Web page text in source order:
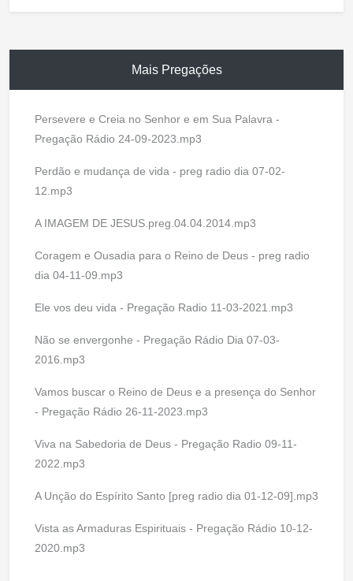
Mais Pregações
Persevere e Creia no Senhor e em Sua Palavra -
Pregação Rádio 24-09-2023.mp3
Perdão e mudança de vida - preg radio dia 07-02-
12.mp3
A IMAGEM DE JESUS.preg.04.04.2014.mp3
Coragem e Ousadia para o Reino de Deus - preg radio
dia 04-11-09.mp3
Ele vos deu vida - Pregação Radio 11-03-2021.mp3
Não se envergonhe - Pregação Rádio Dia 07-03-
2016.mp3
Vamos buscar o Reino de Deus e a presença do Senhor
- Pregação Rádio 26-11-2023.mp3
Viva na Sabedoria de Deus - Pregação Radio 09-11-
2022.mp3
A Unção do Espírito Santo [preg radio dia 01-12-09].mp3
Vista as Armaduras Espirituais - Pregação Rádio 10-12-
2020.mp3